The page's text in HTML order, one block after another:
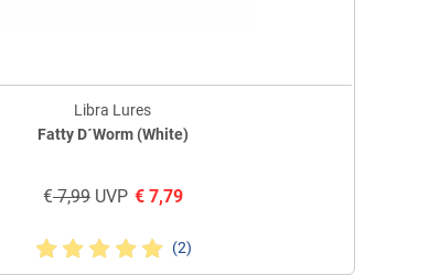
Libra Lures
Fatty D´Worm (White)
€7,99UVP €7,79
(2)